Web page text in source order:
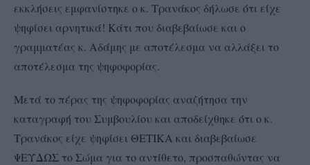
εκκλήσεις εμφανίστηκε ο κ. Τρανάκος δήλωσε ότι είχε
ψηφίσει αρνητικά! Κάτι που διαβεβαίωσε και ο
γραμματέας κ. Αδάμης με αποτέλεσμα να αλλάξει το
αποτέλεσμα της ψηφοφορίας.
Μετά το πέρας της ψηφοφορίας αναζήτησα την
καταγραφή του Συμβουλίου και αποδείχθηκε ότι ο κ.
Τρανάκος είχε ψηφίσει ΘΕΤΙΚΑ και διαβεβαίωσε
ΨΕΥΔΩΣ το Σώμα για το αντίθετο, προσπαθώντας να